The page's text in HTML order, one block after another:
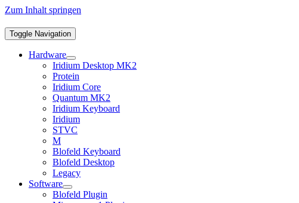
Zum Inhalt springen
Toggle Navigation
Hardware
Iridium Desktop MK2
Protein
Iridium Core
Quantum MK2
Iridium Keyboard
Iridium
STVC
M
Blofeld Keyboard
Blofeld Desktop
Legacy
Software
Blofeld Plugin